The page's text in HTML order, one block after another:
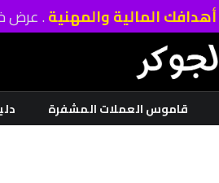
أهدافك المالية والمهنية. عرض
قاموس العملات المشفرة